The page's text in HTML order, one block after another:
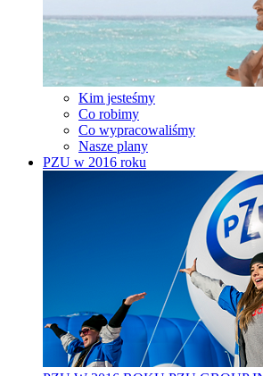
Kim jesteśmy
Co robimy
Co wypracowaliśmy
Nasze plany
PZU w 2016 roku